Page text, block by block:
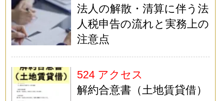
法人の解散・清算に伴う法
人税申告の流れと実務上の
注意点
524 アクセス
解約合意書（土地賃貸借）